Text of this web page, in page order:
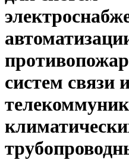
систем связи